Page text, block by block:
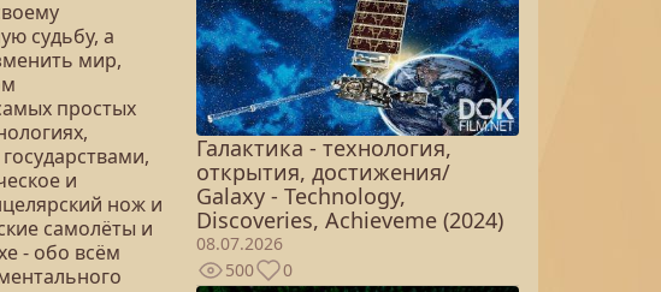
судьбу, а
мир,
простых
и
нож и
самолёты и
- обо всём
Галактика - технология,
открытия, достижения/
Galaxy - Technology,
Discoveries, Achieveme (2024)
08.07.2026
500
0